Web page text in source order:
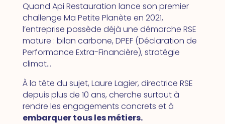
Quand Api Restauration lance son premier
challenge Ma Petite Planète en 2021,
l’entreprise possède déjà une démarche RSE
mature : bilan carbone, DPEF (Déclaration de
Performance Extra-Financière), stratégie
climat…
À la tête du sujet, Laure Lagier, directrice RSE
depuis plus de 10 ans, cherche surtout à
rendre les engagements concrets et à
embarquer tous les métiers.